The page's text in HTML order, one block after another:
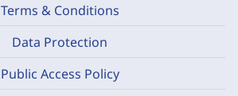
Terms & Conditions
Data Protection
Public Access Policy